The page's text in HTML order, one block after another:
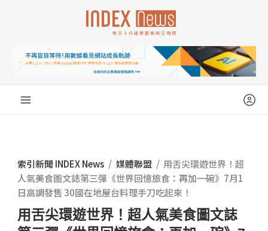
索引新聞 INDEX News / 媒體聯盟 / 用舌尖環遊世界！超
人氣美食圖文誌第三彈《世界回憶旅食：再加一碗》7月1
日高調發售 30國在地屋台料理手刀吃起來！
用舌尖環遊世界！超人氣美食圖文誌